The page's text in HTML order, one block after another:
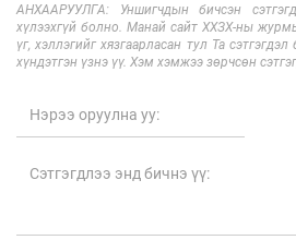
АНХААРУУЛГА: Уншигчдын бичсэн
хүлээхгүй болно. Манай сайт ХХЗХ-ны
үг, хэллэгийг хязгаарласан тул Та
хүндэтгэн үзнэ үү. Хэм хэмжээ зөрчсөн